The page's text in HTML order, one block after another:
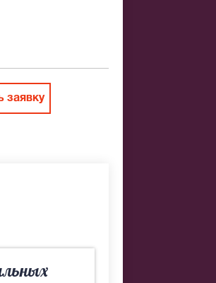
заявку